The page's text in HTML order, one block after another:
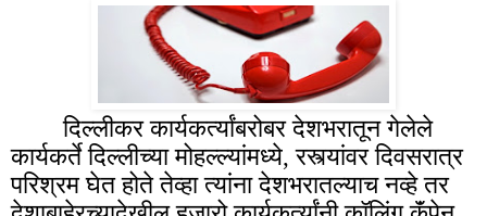
दिल्लीकर कार्यकर्त्यांबरोबर देशभरातून गेलेले
कार्यकर्ते दिल्लीच्या मोहल्ल्यांमध्ये, रस्त्यांवर दिवसरात्र
परिश्रम घेत होते तेव्हा त्यांना देशभरातल्याच नव्हे तर